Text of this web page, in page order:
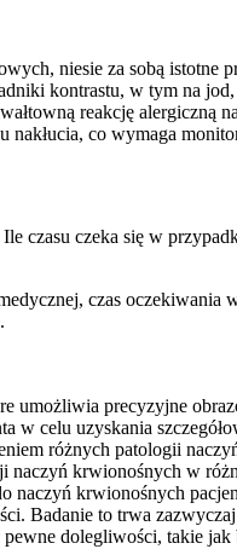
niesie za sobą
kontrastu, w tym na
reakcję alergiczną
co wymaga
czasu czeka się w
czas oczekiwania
umożliwia precyzyjne
w celu uzyskania
różnych patologii
krwionośnych w
naczyń krwionośnych
Badanie to trwa
dolegliwości, takie